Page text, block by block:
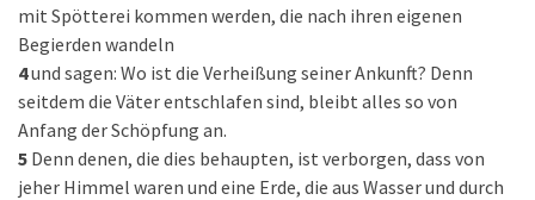
mit Spötterei kommen werden, die nach ihren eigenen
Begierden wandeln
4und sagen: Wo ist die Verheißung seiner Ankunft? Denn
seitdem die Väter entschlafen sind, bleibt alles so von
Anfang der Schöpfung an.
5 Denn denen, die dies behaupten, ist verborgen, dass von
jeher Himmel waren und eine Erde, die aus Wasser und durch